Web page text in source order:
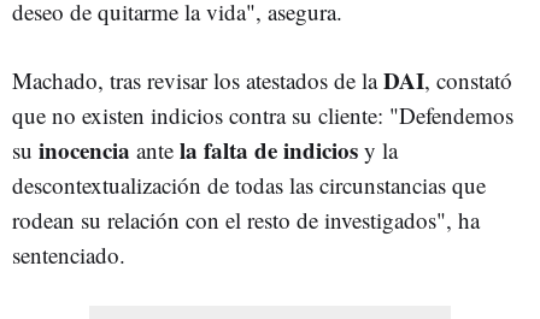
deseo de quitarme la vida", asegura.
Machado, tras revisar los atestados de laDAI, constató
que no existen indicios contra su cliente: "Defendemos
su inocencia ante la falta de indicios y la
descontextualización de todas las circunstancias que
rodean su relación con el resto de investigados", ha
sentenciado.